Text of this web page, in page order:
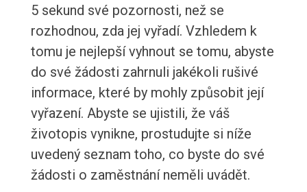
5 sekund své pozornosti, než se
rozhodnou, zda jej vyřadí. Vzhledem k
tomu je nejlepší vyhnout se tomu, abyste
do své žádosti zahrnuli jakékoli rušivé
informace, které by mohly způsobit její
vyřazení. Abyste se ujistili, že váš
životopis vynikne, prostudujte si níže
uvedený seznam toho, co byste do své
žádosti o zaměstnání neměli uvádět.